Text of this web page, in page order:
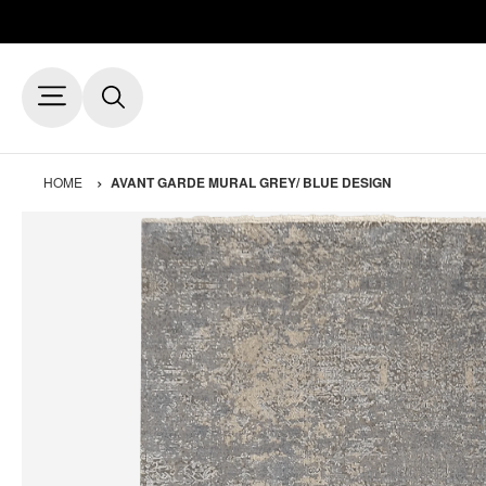
HOME AVANT GARDE MURAL GREY/ BLUE DESIGN